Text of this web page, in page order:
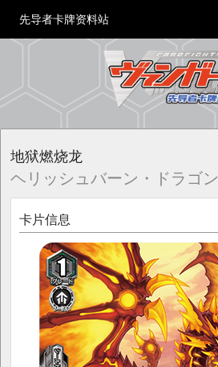
先导者卡牌资料站
地狱燃烧龙
ヘリッシュバーン・ドラゴン
卡片信息